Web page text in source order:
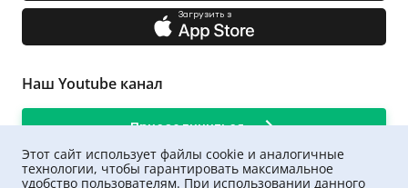
Загрузить з
Наш Youtube канал
Присоединиться
Этот сайт использует файлы cookie и аналогичные
технологии, чтобы гарантировать максимальное
удобство пользователям. При использовании данного